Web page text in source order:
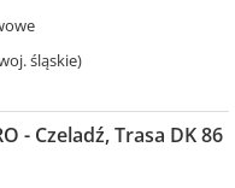
śląskie)
- Czeladź, Trasa DK 86